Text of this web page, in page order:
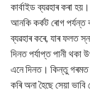
কার্বাইড ব্যৱহাৰ কৰা
আনকি কৰ্কট ৰোগ পর্যন্ত
ব্যৱহাৰ কৰে, যাৰ ফলত
দিনত পর্যাপ্ত পানী
এনে দিনত। কিন্তু গৰমত
কৰি অনা হৈছে সেয়া